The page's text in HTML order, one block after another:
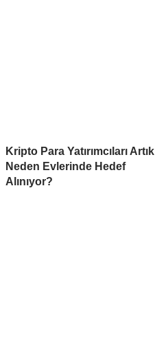
Kripto Para Yatırımcıları Artık
Neden Evlerinde Hedef
Alınıyor?